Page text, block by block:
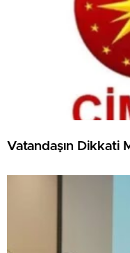
Vatandaşın Dikkati